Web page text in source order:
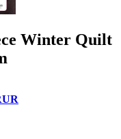
Winter Quilt